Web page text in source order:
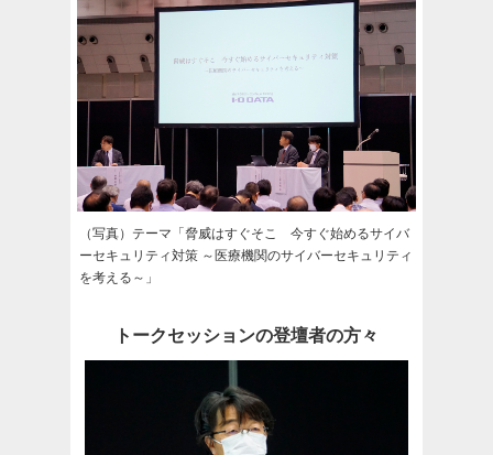
（写真）テーマ「脅威はすぐそこ 今すぐ始めるサイバ
ーセキュリティ対策 ～医療機関のサイバーセキュリティ
を考える～」
トークセッションの登壇者の方々